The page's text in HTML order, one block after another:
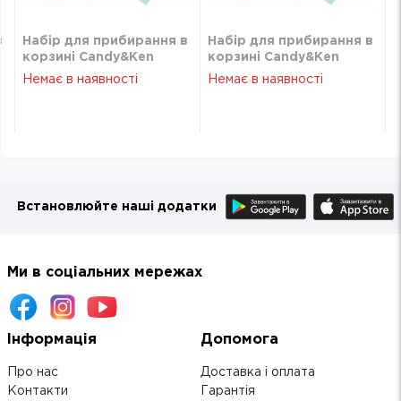
Набір для прибирання в
корзині Candy&Ken
238*180*160 мм Dede
Немає в наявності
Набір для прибирання в
корзині Candy&Ken
238*180*160 мм Dede
Немає в наявності
Встановлюйте наші додатки
Ми в соціальних мережах
Інформація
Про нас
Контакти
Допомога
Доставка і оплата
Гарантія